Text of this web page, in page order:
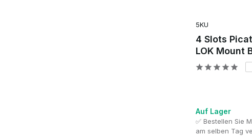
5KU
4 Slots
LOK Mount
Auf Lager
✅ Bestellen Sie
am selben Tag